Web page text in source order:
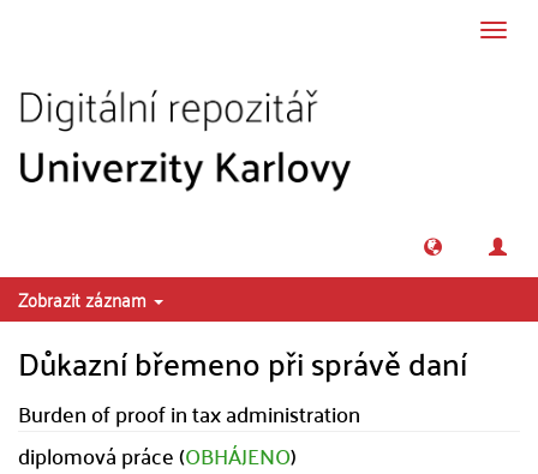
Zobrazit záznam
Důkazní břemeno při správě daní
Burden of proof in tax administration
diplomová práce (OBHÁJENO)